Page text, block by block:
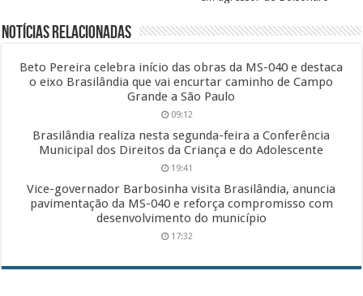
Notícias Relacionadas
Beto Pereira celebra início das obras da MS-040 e destaca
o eixo Brasilândia que vai encurtar caminho de Campo
Grande a São Paulo
09:12
Brasilândia realiza nesta segunda-feira a Conferência
Municipal dos Direitos da Criança e do Adolescente
19:41
Vice-governador Barbosinha visita Brasilândia, anuncia
pavimentação da MS-040 e reforça compromisso com
desenvolvimento do município
17:32